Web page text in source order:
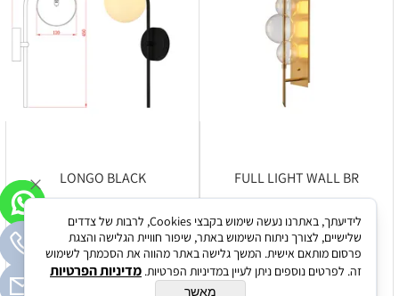
FULL LIGHT WALL BR
פרטים נוספים
הוסף לסל
LONGO BLACK
פרטים נוספים
הוסף לסל
לידיעתך, באתרנו נעשה שימוש בקבצי Cookies, לרבות של צדדים
שלישיים, לצורך ניתוח השימוש באתר, שיפור חוויית הגלישה והצגת
פרסום מותאם אישית. המשך גלישה באתר מהווה את הסכמתך לשימוש
זה. לפרטים נוספים ניתן לעיין במדיניות הפרטיות. מדיניות הפרטיות
מאשר